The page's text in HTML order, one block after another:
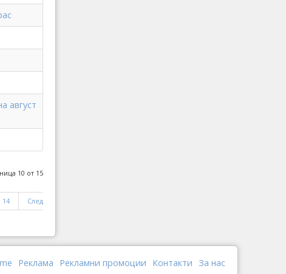
август
10 от 15
14 Следваща
За нас
Контакти
Рекламни промоции
Реклама